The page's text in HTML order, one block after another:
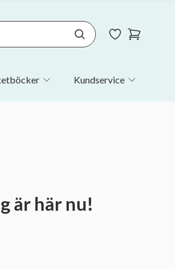
Kundservice
är här nu!